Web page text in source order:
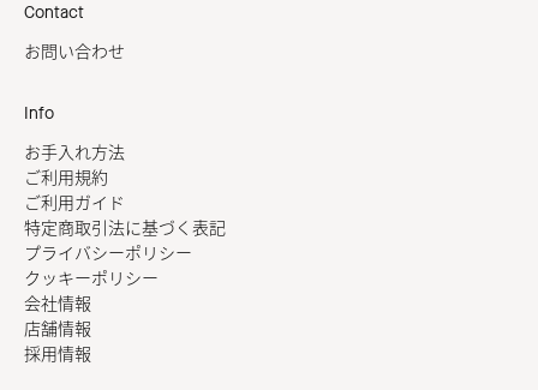
Contact
お問い合わせ
Info
お手入れ方法
ご利用規約
ご利用ガイド
特定商取引法に基づく表記
プライバシーポリシー
クッキーポリシー
会社情報
店舗情報
採用情報